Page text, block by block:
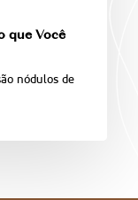
que Você
nódulos de